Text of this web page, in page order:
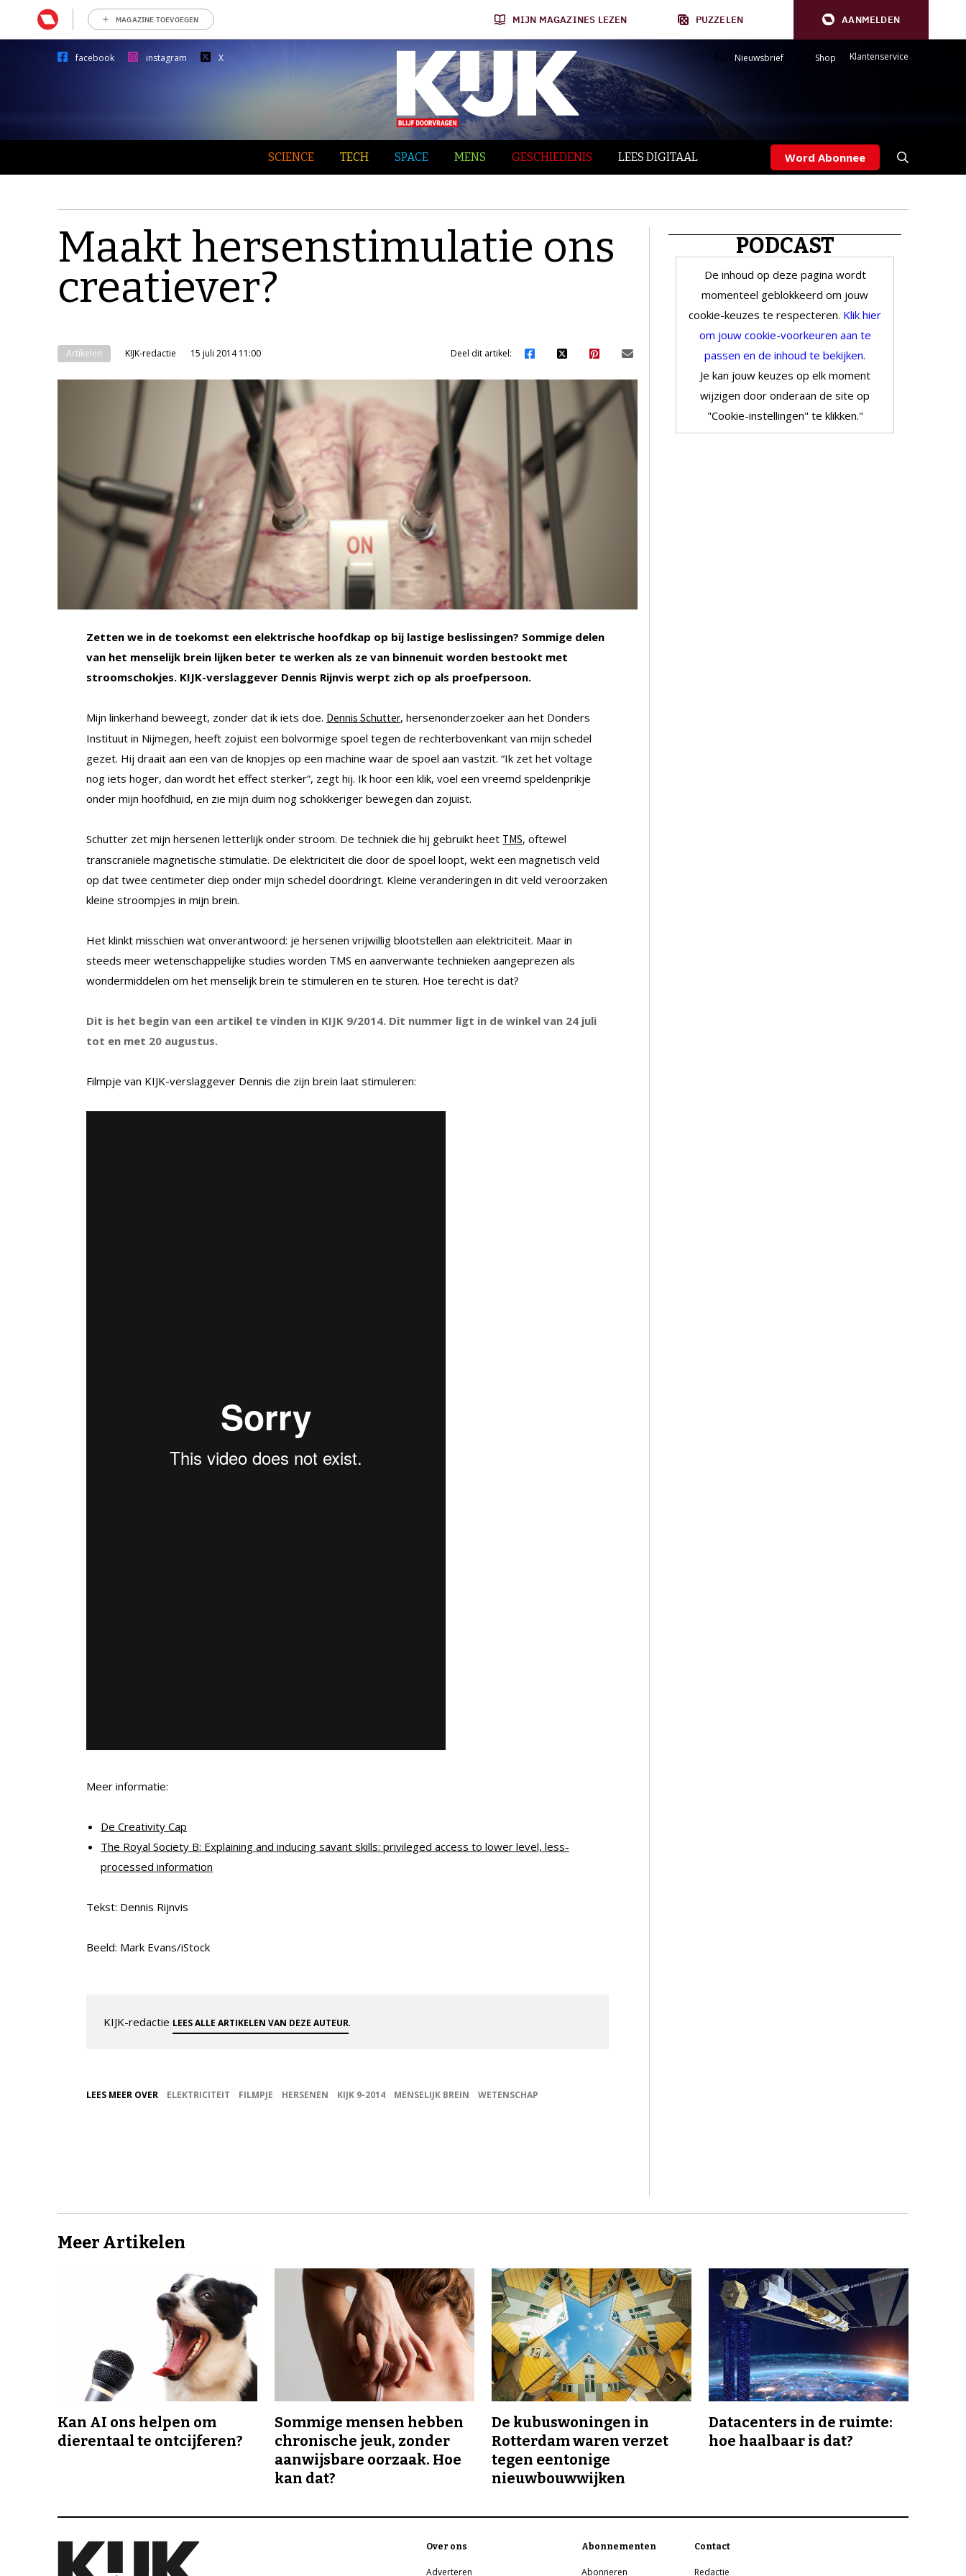
MAGAZINE TOEVOEGEN MIJN MAGAZINES LEZEN PUZZELEN AANMELDEN
facebook instagram X Nieuwsbrief Shop Klantenservice
SCIENCE TECH SPACE MENS GESCHIEDENIS LEES DIGITAAL Word Abonnee
Maakt hersenstimulatie ons
creatiever?
Artikelen KIJK-redactie 15 juli 2014 11:00 Deel dit artikel:
Zetten we in de toekomst een elektrische hoofdkap op bij lastige beslissingen? Sommige delen
van het menselijk brein lijken beter te werken als ze van binnenuit worden bestookt met
stroomschokjes. KIJK-verslaggever Dennis Rijnvis werpt zich op als proefpersoon.
Mijn linkerhand beweegt, zonder dat ik iets doe. Dennis Schutter, hersenonderzoeker aan het Donders
Instituut in Nijmegen, heeft zojuist een bolvormige spoel tegen de rechterbovenkant van mijn schedel
gezet. Hij draait aan een van de knopjes op een machine waar de spoel aan vastzit. “Ik zet het voltage
nog iets hoger, dan wordt het effect sterker”, zegt hij. Ik hoor een klik, voel een vreemd speldenprikje
onder mijn hoofdhuid, en zie mijn duim nog schokkeriger bewegen dan zojuist.
Schutter zet mijn hersenen letterlijk onder stroom. De techniek die hij gebruikt heet TMS, oftewel
transcraniële magnetische stimulatie. De elektriciteit die door de spoel loopt, wekt een magnetisch veld
op dat twee centimeter diep onder mijn schedel doordringt. Kleine veranderingen in dit veld veroorzaken
kleine stroompjes in mijn brein.
Het klinkt misschien wat onverantwoord: je hersenen vrijwillig blootstellen aan elektriciteit. Maar in
steeds meer wetenschappelijke studies worden TMS en aanverwante technieken aangeprezen als
wondermiddelen om het menselijk brein te stimuleren en te sturen. Hoe terecht is dat?
Dit is het begin van een artikel te vinden in KIJK 9/2014. Dit nummer ligt in de winkel van 24 juli
tot en met 20 augustus.
Filmpje van KIJK-verslaggever Dennis die zijn brein laat stimuleren:
Meer informatie:
De Creativity Cap
The Royal Society B: Explaining and inducing savant skills: privileged access to lower level, less-
processed information
Tekst: Dennis Rijnvis
Beeld: Mark Evans/iStock
KIJK-redactie LEES ALLE ARTIKELEN VAN DEZE AUTEUR.
LEES MEER OVER ELEKTRICITEIT FILMPJE HERSENEN KIJK 9-2014 MENSELIJK BREIN WETENSCHAP
PODCAST
De inhoud op deze pagina wordt
momenteel geblokkeerd om jouw
cookie-keuzes te respecteren. Klik hier
om jouw cookie-voorkeuren aan te
passen en de inhoud te bekijken.
Je kan jouw keuzes op elk moment
wijzigen door onderaan de site op
"Cookie-instellingen" te klikken."
Meer Artikelen
Kan AI ons helpen om
dierentaal te ontcijferen?
Sommige mensen hebben
chronische jeuk, zonder
aanwijsbare oorzaak. Hoe
kan dat?
De kubuswoningen in
Rotterdam waren verzet
tegen eentonige
nieuwbouwwijken
Datacenters in de ruimte:
hoe haalbaar is dat?
Over ons
Adverteren
Abonnementen
Abonneren
Contact
Redactie